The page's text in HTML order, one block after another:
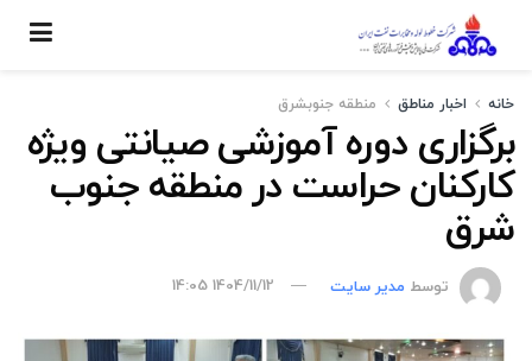
خانه اخبار مناطق منطقه جنوبشرق
برگزاری دوره آموزشی صیانتی ویژه
کارکنان حراست در منطقه جنوب
شرق
توسط مدیر سایت 1404/11/12 14:05